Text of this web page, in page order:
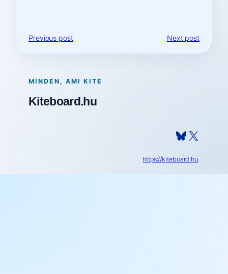
Previous post Next post
MINDEN, AMI KITE
Kiteboard.hu
Bluesky X
https://kiteboard.hu.